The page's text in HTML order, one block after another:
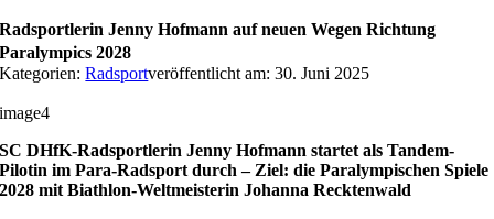
Radsportlerin Jenny Hofmann auf neuen Wegen Richtung
Paralympics 2028
Kategorien:Radsportveröffentlicht am: 30. Juni 2025
image4
SC DHfK-Radsportlerin Jenny Hofmann startet als Tandem-
Pilotin im Para-Radsport durch – Ziel: die Paralympischen Spiele
2028 mit Biathlon-Weltmeisterin Johanna Recktenwald